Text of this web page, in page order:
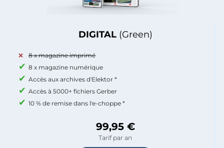
DIGITAL (Green)
8 x magazine imprimé
8 x magazine numérique
Accès aux archives d'Elektor *
Accès à 5000+ fichiers Gerber
10 % de remise dans l'e-choppe *
99,95 €
Tarif par an